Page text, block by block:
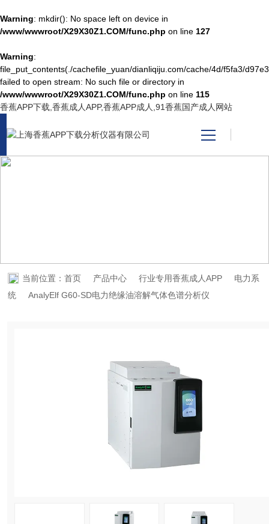
Warning: mkdir(): No space left on device in
/www/wwwroot/X29X30Z1.COM/func.php on line 127
Warning:
file_put_contents(./cachefile_yuan/dianliqiju.com/cache/4d/f5fa3/
failed to open stream: No such file or directory in
/www/wwwroot/X29X30Z1.COM/func.php on line 115
香蕉APP下载,香蕉成人APP,香蕉APP成人,91香蕉国产成人网站
产品中心
关于香蕉APP下载
资料下载
当前位置：首页 产品中心 行业专用香蕉成人APP
电力系
统
AnalyElf G60-SD电力绝缘油溶解气体色谱分析仪